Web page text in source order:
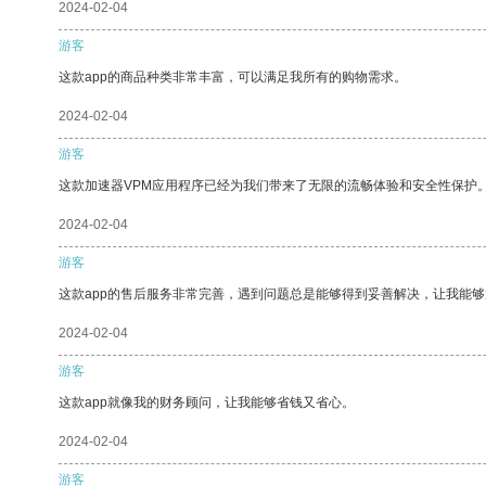
2024-02-04
游客
这款app的商品种类非常丰富，可以满足我所有的购物需求。
2024-02-04
游客
这款加速器VPM应用程序已经为我们带来了无限的流畅体验和安全性保护。
2024-02-04
游客
这款app的售后服务非常完善，遇到问题总是能够得到妥善解决，让我能够
2024-02-04
游客
这款app就像我的财务顾问，让我能够省钱又省心。
2024-02-04
游客